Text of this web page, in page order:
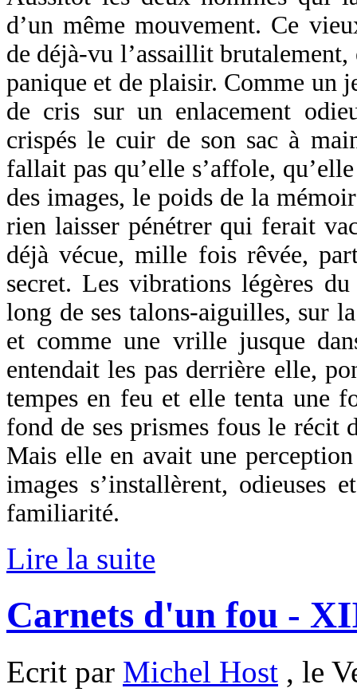
d’un même mouvement. Ce
de déjà-vu l’assaillit
panique et de plaisir. Comme un
de cris sur un enlacement
crispés le cuir de son sac à
fallait pas qu’elle s’affole,
des images, le poids de la
rien laisser pénétrer qui ferait
déjà vécue, mille fois rêvée,
secret. Les vibrations légères
long de ses talons-aiguilles, sur
et comme une vrille jusque
entendait les pas derrière elle,
tempes en feu et elle tenta une
fond de ses prismes fous le récit
Mais elle en avait une
images s’installèrent, odieuses
familiarité.
Lire la suite
Carnets d'un fou -
Ecrit par Michel Host , le